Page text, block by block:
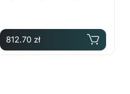
812.70 zł